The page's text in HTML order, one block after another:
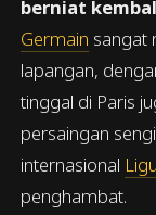
berniat
Germain sangat
lapangan,
tinggal di Paris
persaingan
internasional
penghambat.